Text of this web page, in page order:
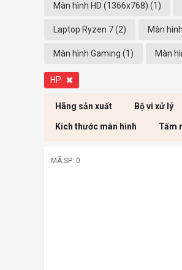
Màn hình HD (1366x768) (1)
Laptop Ryzen 7 (2) Màn
Màn hình Gaming (1) Màn
HP
Hãng sản xuất Bộ vi xử lý
Kích thước màn hình Tấm
MÃ SP: 0